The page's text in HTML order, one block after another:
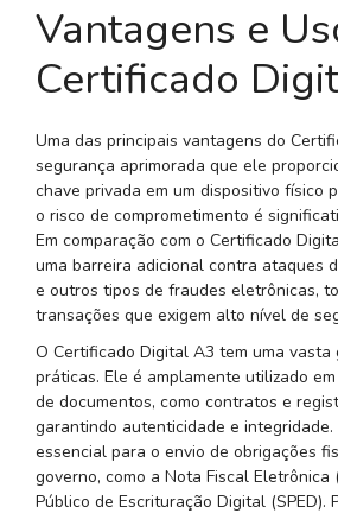
Vantagens e
Certificado
Uma das principais vantagens do
segurança aprimorada que ele
chave privada em um dispositivo físico
o risco de comprometimento é
Em comparação com o Certificado
uma barreira adicional contra ataques
e outros tipos de fraudes eletrônicas,
transações que exigem alto nível de
O Certificado Digital A3 tem uma vasta
práticas. Ele é amplamente utilizado
de documentos, como contratos e
garantindo autenticidade e integridade.
essencial para o envio de obrigações
governo, como a Nota Fiscal Eletrônica
Público de Escrituração Digital (SPED).